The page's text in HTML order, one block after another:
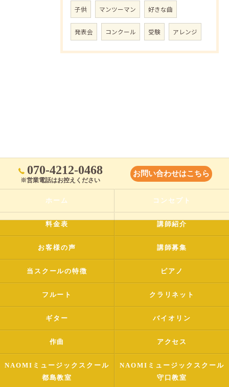
子供 マンツーマン 好きな曲
発表会 コンクール 受験 アレンジ
070-4212-0468
※営業電話はお控えください
お問い合わせはこちら
ホーム コンセプト
料金表 講師紹介
お客様の声 講師募集
当スクールの特徴 ピアノ
フルート クラリネット
ギター バイオリン
作曲 アクセス
NAOMIミュージックスクール
都島教室
NAOMIミュージックスクール
守口教室